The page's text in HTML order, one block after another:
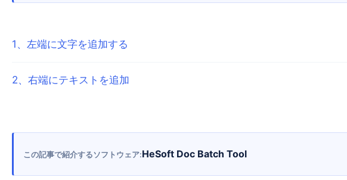
1 、 左端に文字を追加する
2、 右端にテキストを追加
この記事で紹介するソフトウェア HeSoft Doc Batch Tool